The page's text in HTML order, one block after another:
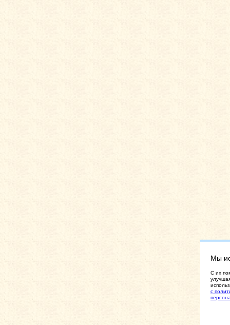
Мы
C их
с